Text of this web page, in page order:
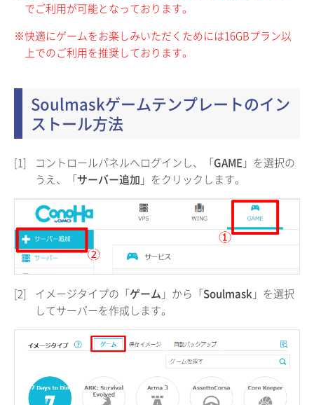
でご利用が可能となっております。
※快適にゲームをお楽しみいただくためには16GBプラン以
上でのご利用を推奨しております。
Soulmaskゲームテンプレートのイン
ストール方法
[1] コントロールパネルへログインし、「GAME」を選択の
うえ、「サーバー追加 」をクリックします。
[2] イメージタイプの「ゲーム 」から「Soulmask 」を選択
してサーバーを作成します。